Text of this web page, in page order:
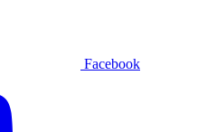
Facebook